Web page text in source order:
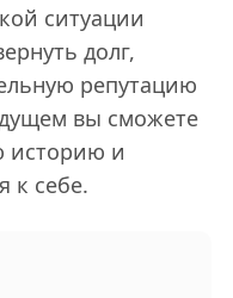
ситуации
долг,
репутацию
вы сможете
историю и
к себе.